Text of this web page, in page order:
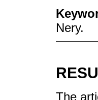
Nery.
The